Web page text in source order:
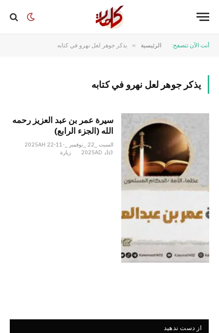
أنت الآن تتصفح: الرئيسية » يذكر جوهر لعل نهرو في كتابه
يذكر جوهر لعل نهرو في كتابه
سيرة عمر بن عبد العزيز رحمه
الله (الجزء الرابع)
السبت _22 _نوفمبر _2025AH 22-11-
2025AD
3 زيارة
از دست ندهید